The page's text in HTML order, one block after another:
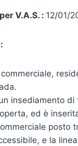
V.A.S. : 12/01/
insediamento
ed è
posto
e la